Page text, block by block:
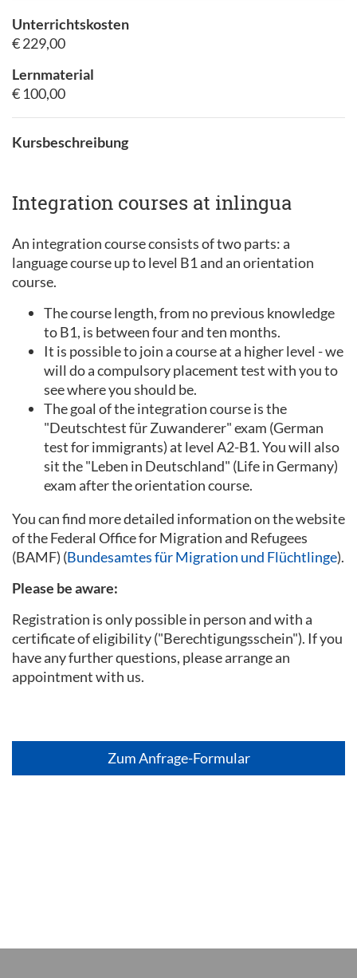
Kursbeschreibung
Integration courses at inlingua
An integration course consists of two parts: a
language course up to level B1 and an orientation
course.
The course length, from no previous knowledge
to B1, is between four and ten months.
It is possible to join a course at a higher level - we
will do a compulsory placement test with you to
see where you should be.
The goal of the integration course is the
"Deutschtest für Zuwanderer" exam (German
test for immigrants) at level A2-B1. You will also
sit the "Leben in Deutschland" (Life in Germany)
exam after the orientation course.
You can find more detailed information on the website
of the Federal Office for Migration and Refugees
(BAMF) (Bundesamtes für Migration und Flüchtlinge).
Please be aware:
Registration is only possible in person and with a
certificate of eligibility ("Berechtigungsschein"). If you
have any further questions, please arrange an
appointment with us.
Unterrichtskosten
€ 229,00
Lernmaterial
€ 100,00
Zum Anfrage-Formular